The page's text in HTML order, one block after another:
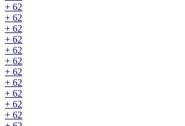
+ 62
+ 62
+ 62
+ 62
+ 62
+ 62
+ 62
+ 62
+ 62
+ 62
+ 62